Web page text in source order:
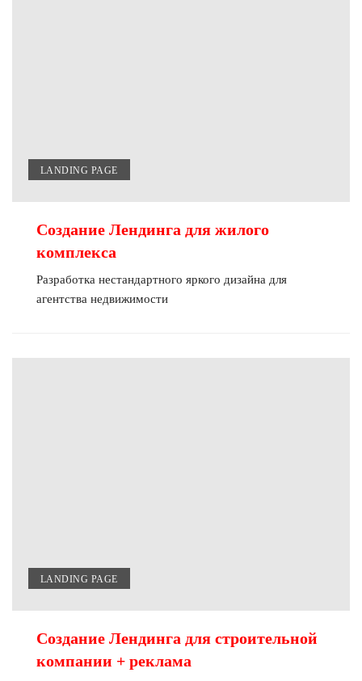
LANDING PAGE
Создание Лендинга для жилого
комплекса
Разработка нестандартного яркого дизайна для
агентства недвижимости
LANDING PAGE
Создание Лендинга для строительной
компании + реклама